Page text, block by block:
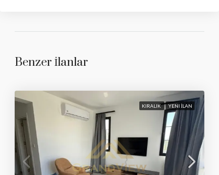
Benzer İlanlar
KIRALIK YENI İLAN